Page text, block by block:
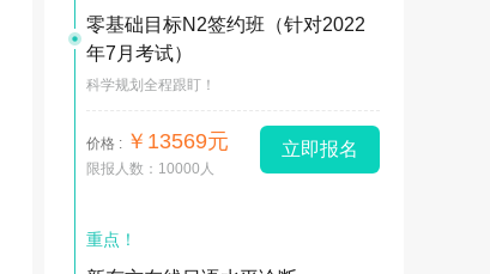
零基础目标N2签约班（针对2022
年7月考试）
科学规划全程跟盯！
价格 : ￥13569元
限报人数：10000人
立即报名
重点！